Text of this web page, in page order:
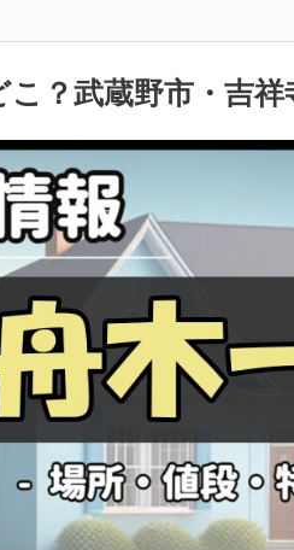
？武蔵野市・吉祥